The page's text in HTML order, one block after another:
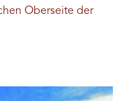
Oberseite der